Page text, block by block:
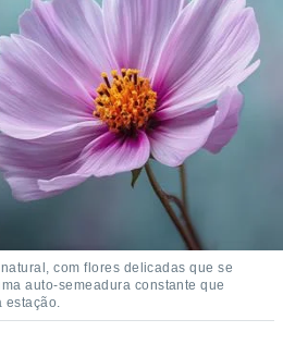
com flores delicadas que se
auto-semeadura constante que
estação.